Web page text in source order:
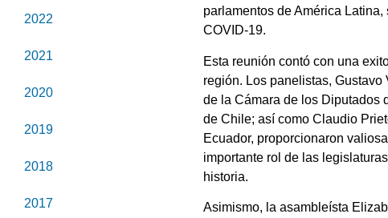
2022
2021
2020
2019
2018
2017
parlamentos de América
COVID-19.
Esta reunión contó con una
región. Los panelistas,
de la Cámara de los Diputados
de Chile; así como Claudio
Ecuador, proporcionaron
importante rol de las
historia.
Asimismo, la asambleísta